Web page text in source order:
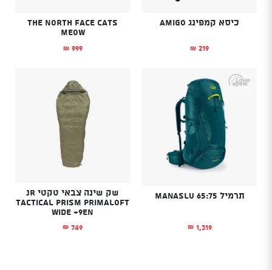
כיסא קמפינג AMIGO
₪ 219
The North Face Cats
Meow
₪ 999
תרמיל Manaslu 65:75
₪ 1,319
שק שינה צבאי טקטי JR
TACTICAL PRISM PRIMALOFT
WIDE +9EN
₪ 749